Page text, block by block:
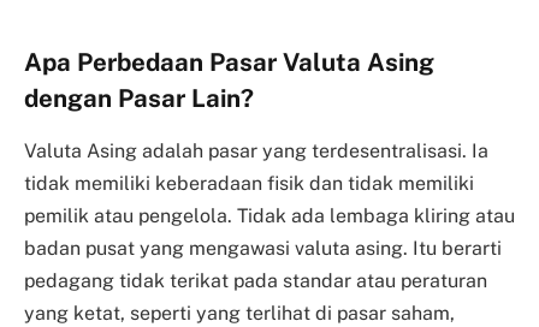
Apa Perbedaan Pasar Valuta Asing
dengan Pasar Lain?
Valuta Asing adalah pasar yang terdesentralisasi. Ia
tidak memiliki keberadaan fisik dan tidak memiliki
pemilik atau pengelola. Tidak ada lembaga kliring atau
badan pusat yang mengawasi valuta asing. Itu berarti
pedagang tidak terikat pada standar atau peraturan
yang ketat, seperti yang terlihat di pasar saham,